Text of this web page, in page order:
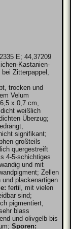
E; 44,37209
Kastanien-
Zitterpappel,
trocken und
Velum
x 0,7 cm,
weißlich
Überzug;
signifikant;
großteils
quergestreift
4-5-schichtiges
und mit
Zellen
plackenartigen
fertil, mit vielen
sind;
pigmentiert,
blass
und olivgelb bis
Sporen: